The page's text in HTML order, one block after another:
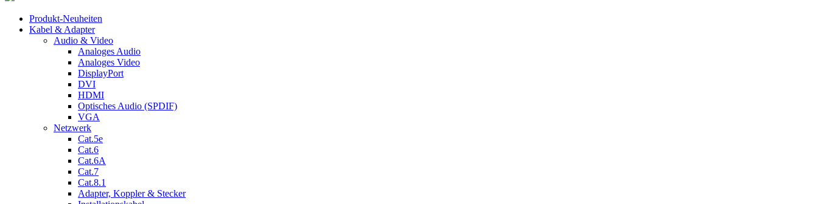
Produkt-Neuheiten
Kabel & Adapter
Audio & Video
Analoges Audio
Analoges Video
DisplayPort
DVI
HDMI
Optisches Audio (SPDIF)
VGA
Netzwerk
Cat.5e
Cat.6
Cat.6A
Cat.7
Cat.8.1
Adapter, Koppler & Stecker